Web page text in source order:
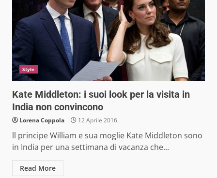
Style
Kate Middleton: i suoi look per la visita in
India non convincono
Lorena Coppola 12 Aprile 2016
ll principe William e sua moglie Kate Middleton sono
in India per una settimana di vacanza che...
Read More